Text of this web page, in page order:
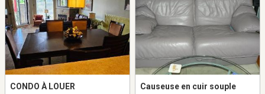
CONDO À LOUER Causeuse en cuir souple